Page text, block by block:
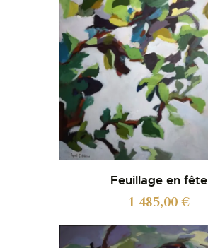
Feuillage en fête
1 485,00€